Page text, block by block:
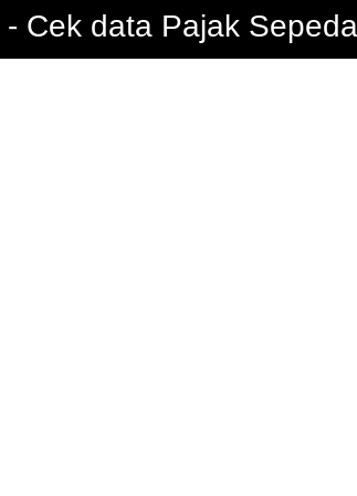
Cek data Pajak